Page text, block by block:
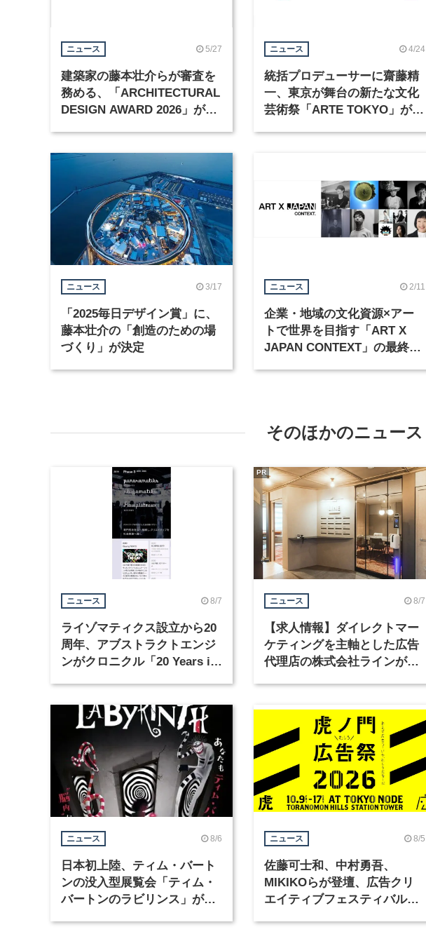
ニュース 5/27
建築家の藤本壮介らが審査を
務める、「ARCHITECTURAL
DESIGN AWARD 2026」が開
ニュース 4/24
統括プロデューサーに齋藤精
一、東京が舞台の新たな文化
芸術祭「ARTE TOKYO」が10
ニュース 3/17
「2025毎日デザイン賞」に、
藤本壮介の「創造のための場
づくり」が決定
ニュース 2/11
企業・地域の文化資源×アー
トで世界を目指す「ART X
JAPAN CONTEXT」の最終作
そのほかのニュース
ニュース 8/7
ライゾマティクス設立から20
周年、アブストラクトエンジ
ンがクロニクル「20 Years in
ニュース 8/7
【求人情報】ダイレクトマー
ケティングを主軸とした広告
代理店の株式会社ラインが、
PR
ニュース 8/6
日本初上陸、ティム・バート
ンの没入型展覧会「ティム・
バートンのラビリンス」が東
ニュース 8/5
佐藤可士和、中村勇吾、
MIKIKOらが登壇、広告クリ
エイティブフェスティバル